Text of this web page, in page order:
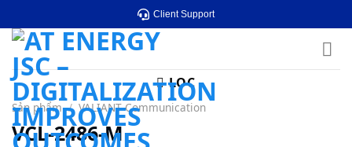
to
content
Client Support
LỌC
Sản phẩm / VALIANT Communication
VCL-2486-M